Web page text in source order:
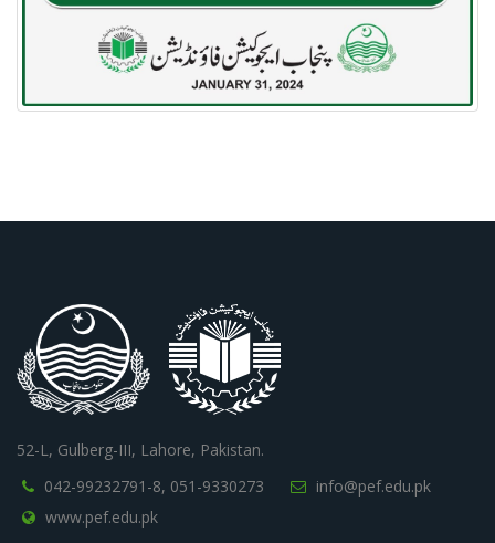
52-L, Gulberg-III, Lahore, Pakistan.
042-99232791-8, 051-9330273
info@pef.edu.pk
www.pef.edu.pk